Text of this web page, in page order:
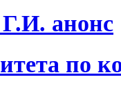
анонс
по